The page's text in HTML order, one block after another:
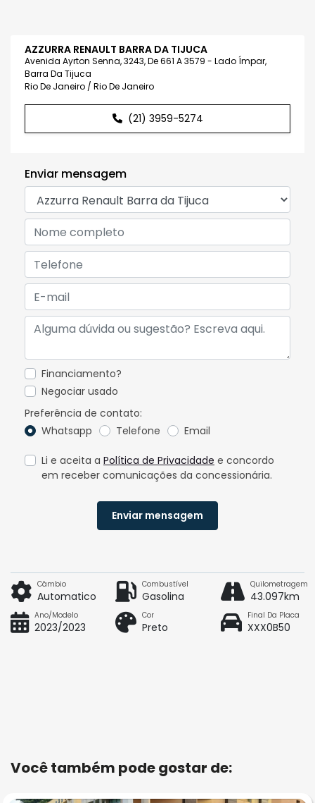
AZZURRA RENAULT BARRA DA TIJUCA
Avenida Ayrton Senna, 3243, De 661 A 3579 - Lado Ímpar,
Barra Da Tijuca
Rio De Janeiro / Rio De Janeiro
(21) 3959-5274
Enviar mensagem
Financiamento?
Negociar usado
Preferência de contato:
Whatsapp
Telefone Email
Li e aceita a Política de Privacidade e concordo
em receber comunicações da concessionária.
Enviar mensagem
Câmbio
Automatico
Combustível
Gasolina
Quilometragem
43.097km
Ano/Modelo
2023/2023
Cor
Preto
Final Da Placa
XXX0B50
Você também pode gostar de: